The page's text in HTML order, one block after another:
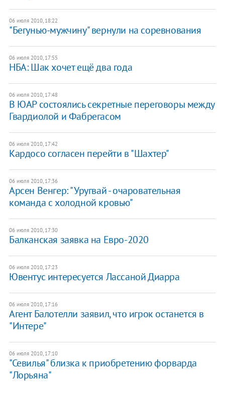
06 июля 2010, 18:22
"Бегунью-мужчину" вернули на соревнования
06 июля 2010, 17:55
НБА: Шак хочет ещё два года
06 июля 2010, 17:48
В ЮАР состоялись секретные переговоры между
Гвардиолой и Фабрегасом
06 июля 2010, 17:42
Кардосо согласен перейти в "Шахтер"
06 июля 2010, 17:36
Арсен Венгер: "Уругвай - очаровательная
команда с холодной кровью"
06 июля 2010, 17:30
Балканская заявка на Евро-2020
06 июля 2010, 17:23
Ювентус интересуется Лассаной Диарра
06 июля 2010, 17:16
Агент Балотелли заявил, что игрок останется в
"Интере"
06 июля 2010, 17:10
"Севилья" близка к приобретению форварда
"Лорьяна"